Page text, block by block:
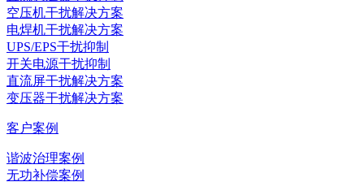
空压机干扰解决方案
电焊机干扰解决方案
UPS/EPS干扰抑制
开关电源干扰抑制
直流屏干扰解决方案
变压器干扰解决方案
客户案例
谐波治理案例
无功补偿案例